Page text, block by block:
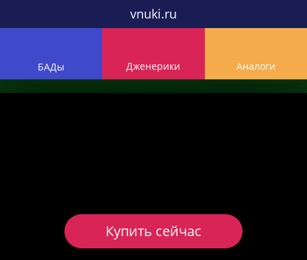
vnuki.ru
БАДы Дженерики Аналоги
Купить сейчас